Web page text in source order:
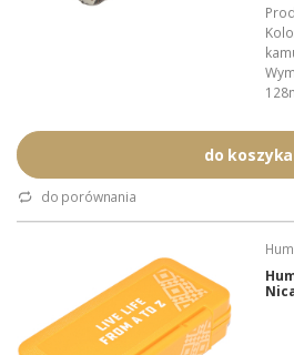
do koszyka
do porównania